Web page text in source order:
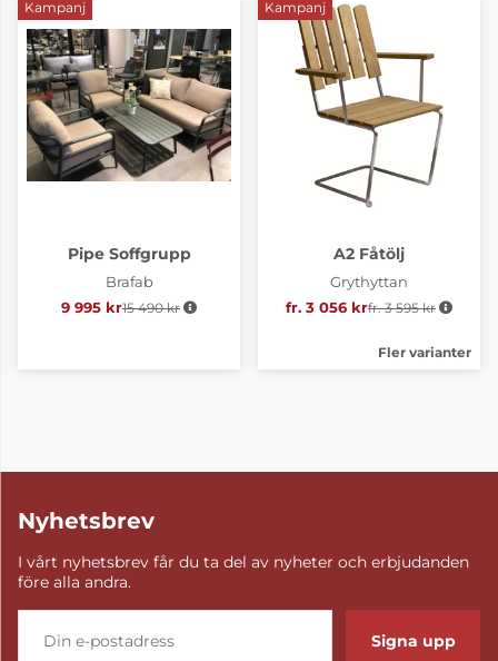
Kampanj
Pipe Soffgrupp
Brafab
9 995 kr Ordinarie pris:
15 490 kr
Kampanj
A2 Fåtölj
Grythyttan
fr. 3 056 krOrdinarie pris:
fr. 3 595 kr
Fler varianter
Nyhetsbrev
I vårt nyhetsbrev får du ta del av nyheter och erbjudanden
före alla andra.
Signa upp